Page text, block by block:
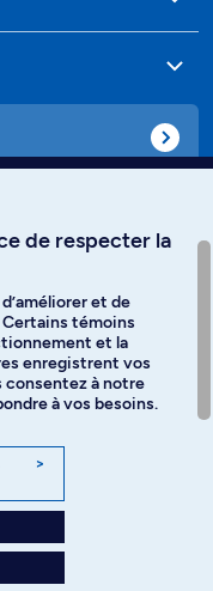
Instagram
YouTube
de respecter la
et de
témoins
et la
enregistrent vos
consentez à notre
à vos besoins.
>